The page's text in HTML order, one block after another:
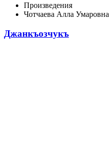
Произведения
Чотчаева Алла Умаровна
Джанкъозчукъ